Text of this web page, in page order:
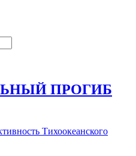
ПРОГИБ
Тихоокеанского